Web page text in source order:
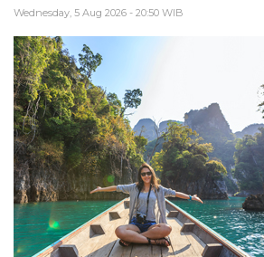
Wednesday, 5 Aug 2026 - 20:50 WIB